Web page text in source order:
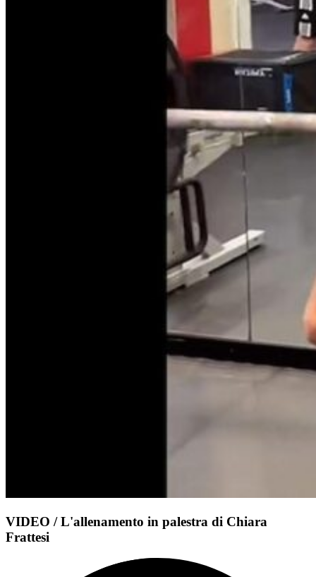
VIDEO / L'allenamento in palestra di Chiara
Frattesi